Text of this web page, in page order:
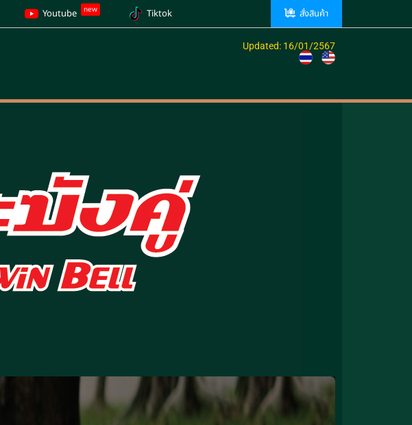
Youtube new Tiktok สั่งสินค้า
Updated: 16/01/2567